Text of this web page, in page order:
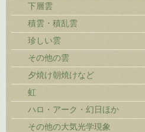
下層雲
積雲・積乱雲
珍しい雲
その他の雲
夕焼け朝焼けなど
虹
ハロ・アーク・幻日ほか
その他の大気光学現象